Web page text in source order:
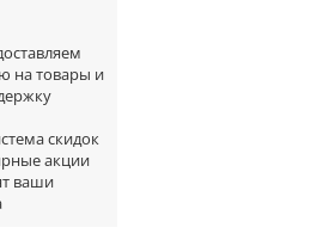
на товары и
скидок
акции
ваши